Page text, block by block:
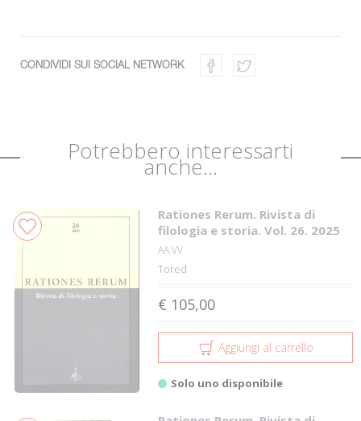
CONDIVIDI SUI SOCIAL NETWORK
Potrebbero interessarti
anche...
Rationes Rerum. Rivista di
filologia e storia. Vol. 26. 2025
AA.VV.
Tored
€ 105,00
Aggiungi al carrello
Solo uno disponibile